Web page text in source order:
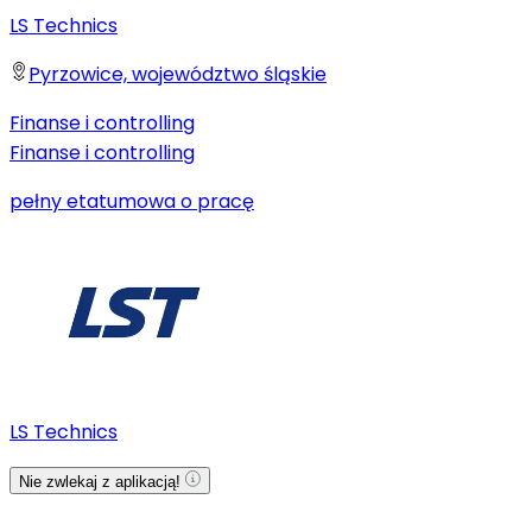
LS Technics
Pyrzowice, województwo śląskie
Finanse i controlling
Finanse i controlling
pełny etatumowa o pracę
LS Technics
Nie zwlekaj z aplikacją!